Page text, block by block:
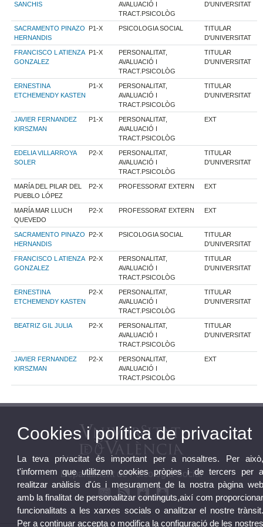
SANCHIS
AVALUACIÓ I
TRACT.PSICOLÒG
D'UNIVERSITAT
SACRAMENTO PINAZO
HERNANDIS
P1-X PSICOLOGIA SOCIAL
TITULAR
D'UNIVERSITAT
FRANCISCO L ATIENZA
GONZALEZ
P1-X
PERSONALITAT,
AVALUACIÓ I
TRACT.PSICOLÒG
TITULAR
D'UNIVERSITAT
ERNESTINA
ETCHEMENDY KASTEN
P1-X
PERSONALITAT,
AVALUACIÓ I
TRACT.PSICOLÒG
TITULAR
D'UNIVERSITAT
JAVIER FERNANDEZ
KIRSZMAN
P1-X
PERSONALITAT,
AVALUACIÓ I
TRACT.PSICOLÒG
EXT
EDELIA VILLARROYA
SOLER
P2-X
PERSONALITAT,
AVALUACIÓ I
TRACT.PSICOLÒG
TITULAR
D'UNIVERSITAT
MARÍA DEL PILAR DEL
PUEBLO LÓPEZ
P2-X PROFESSORAT EXTERN EXT
MARÍA MAR LLUCH
QUEVEDO
P2-X PROFESSORAT EXTERN EXT
SACRAMENTO PINAZO
HERNANDIS
P2-X PSICOLOGIA SOCIAL
TITULAR
D'UNIVERSITAT
FRANCISCO L ATIENZA
GONZALEZ
P2-X
PERSONALITAT,
AVALUACIÓ I
TRACT.PSICOLÒG
TITULAR
D'UNIVERSITAT
ERNESTINA
ETCHEMENDY KASTEN
P2-X
PERSONALITAT,
AVALUACIÓ I
TRACT.PSICOLÒG
TITULAR
D'UNIVERSITAT
BEATRIZ GIL JULIA P2-X
PERSONALITAT,
AVALUACIÓ I
TRACT.PSICOLÒG
TITULAR
D'UNIVERSITAT
JAVIER FERNANDEZ
KIRSZMAN
P2-X
PERSONALITAT,
AVALUACIÓ I
TRACT.PSICOLÒG
EXT
Departament de Psicologia Social
Cookies i política de privacitat
La teva privacitat és important per a nosaltres. Per
t'informem que utilitzem cookies pròpies i de tercers per
realitzar anàlisis d'ús i mesurament de la nostra pàgina
amb la finalitat de personalitzar continguts,així com
funcionalitats a les xarxes socials o analitzar el nostre
Per a continuar accepta o modifica la configuració de les